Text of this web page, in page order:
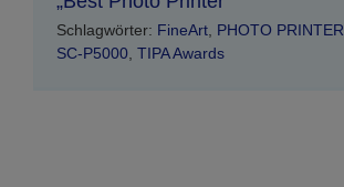
Schlagwörter: FineArt PHOTO PRINTER
SC-P5000 TIPA Awards